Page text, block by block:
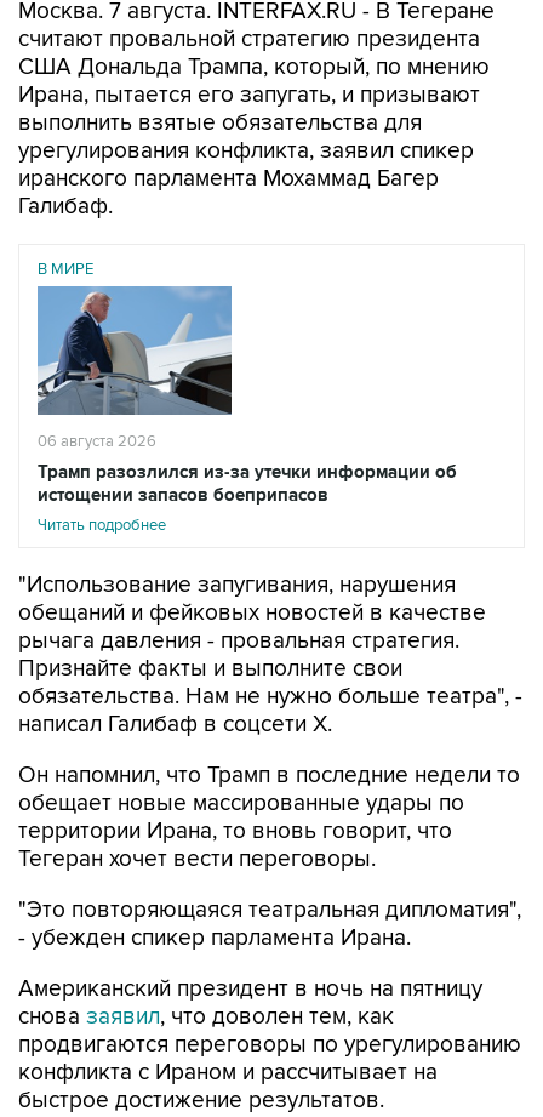
США Дональда Трампа, который, по мнению
Ирана, пытается его запугать, и призывают
выполнить взятые обязательства для
урегулирования конфликта, заявил спикер
иранского парламента Мохаммад Багер
Галибаф.
В МИРЕ
06 августа 2026
Трамп разозлился из-за утечки информации об
истощении запасов боеприпасов
Читать подробнее
"Использование запугивания, нарушения
рычага давления - провальная стратегия.
Признайте факты и выполните свои
обязательства. Нам не нужно больше театра", -
написал Галибаф в соцсети X.
Он напомнил, что Трамп в последние недели то
территории Ирана, то вновь говорит, что
Тегеран хочет вести переговоры.
"Это повторяющаяся театральная дипломатия",
Американский президент в ночь на пятницу
продвигаются переговоры по урегулированию
конфликта с Ираном и рассчитывает на
быстрое достижение результатов.
"Думаю, довольно скоро все закончится. Я